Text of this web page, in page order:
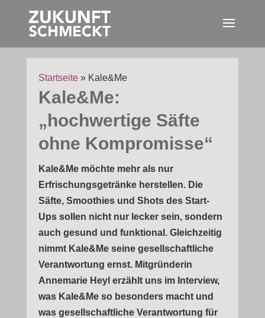
Startseite» Kale&Me
Kale&Me:
„hochwertige Säfte
ohne Kompromisse“
Kale&Me möchte mehr als nur
Erfrischungsgetränke herstellen. Die
Säfte, Smoothies und Shots des Start-
Ups sollen nicht nur lecker sein, sondern
auch gesund und funktional. Gleichzeitig
nimmt Kale&Me seine gesellschaftliche
Verantwortung ernst. Mitgründerin
Annemarie Heyl erzählt uns im Interview,
was Kale&Me so besonders macht und
was gesellschaftliche Verantwortung für